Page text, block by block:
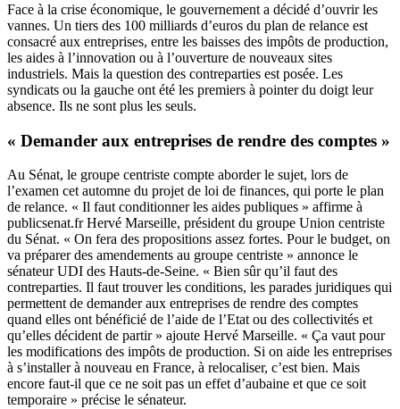
Face à la crise économique, le gouvernement a décidé d’ouvrir les
vannes. Un tiers des 100 milliards d’euros du plan de relance est
consacré aux entreprises, entre les baisses des impôts de production,
les aides à l’innovation ou à l’ouverture de nouveaux sites
industriels. Mais la question des contreparties est posée. Les
syndicats ou la gauche ont été les premiers à pointer du doigt leur
absence. Ils ne sont plus les seuls.
« Demander aux entreprises de rendre des comptes »
Au Sénat, le groupe centriste compte aborder le sujet, lors de
l’examen cet automne du projet de loi de finances, qui porte le plan
de relance. « Il faut conditionner les aides publiques » affirme à
publicsenat.fr Hervé Marseille, président du groupe Union centriste
du Sénat. « On fera des propositions assez fortes. Pour le budget, on
va préparer des amendements au groupe centriste » annonce le
sénateur UDI des Hauts-de-Seine. « Bien sûr qu’il faut des
contreparties. Il faut trouver les conditions, les parades juridiques qui
permettent de demander aux entreprises de rendre des comptes
quand elles ont bénéficié de l’aide de l’Etat ou des collectivités et
qu’elles décident de partir » ajoute Hervé Marseille. « Ça vaut pour
les modifications des impôts de production. Si on aide les entreprises
à s’installer à nouveau en France, à relocaliser, c’est bien. Mais
encore faut-il que ce ne soit pas un effet d’aubaine et que ce soit
temporaire » précise le sénateur.